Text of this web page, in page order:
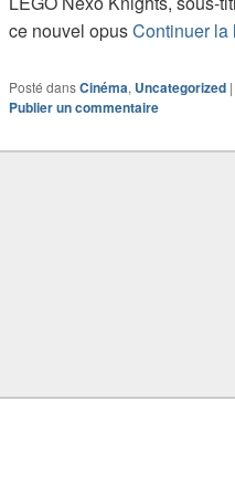
ce nouvel opusContinuer la
Posté dansCinéma, Uncategorized |
Publier un commentaire